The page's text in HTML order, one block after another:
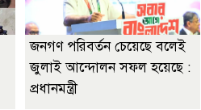
জনগণ পরিবর্তন চেয়েছে বলেই
জুলাই আন্দোলন সফল হয়েছে :
প্রধানমন্ত্রী